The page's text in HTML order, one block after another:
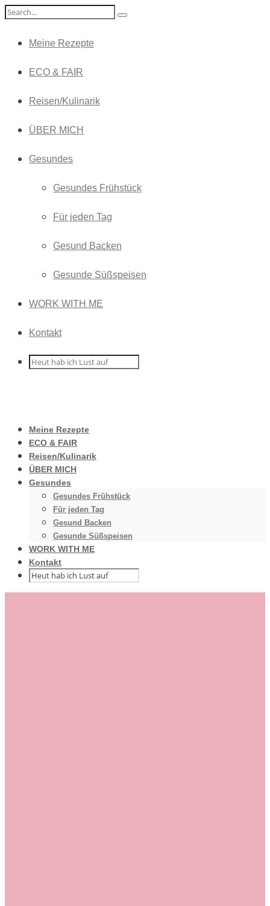
Meine Rezepte
ECO & FAIR
Reisen/Kulinarik
ÜBER MICH
Gesundes
Gesundes Frühstück
Für jeden Tag
Gesund Backen
Gesunde Süßspeisen
WORK WITH ME
Kontakt
Meine Rezepte
ECO & FAIR
Reisen/Kulinarik
ÜBER MICH
Gesundes
Gesundes Frühstück
Für jeden Tag
Gesund Backen
Gesunde Süßspeisen
WORK WITH ME
Kontakt